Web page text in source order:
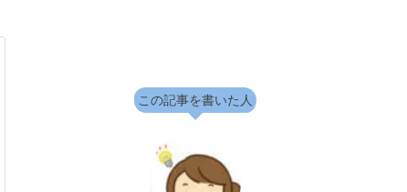
この記事を書いた人